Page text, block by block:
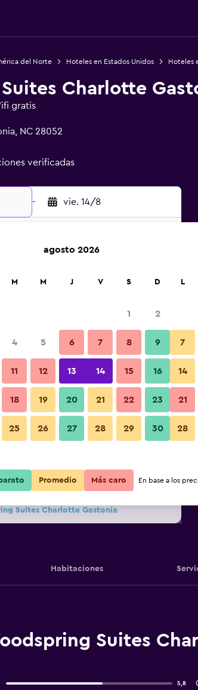
del Norte Hoteles en Estados Unidos Hoteles
Charlotte
gratis
NC 28052
verificadas
- vie. 14/8
más barata de precio por noche
Proveedor Total noche
$61 Ver oferta
$61 Ver oferta
$61 Ver oferta
Suites Charlotte Gastonia
Habitaciones
Suites
5,8
agosto 2026
M M J V S D
1 2
4 5 6 7 8 9
11 12 13 14 15 16
18 19 20 21 22 23
25 26 27 28 29 30
L
7
14
21
28
Promedio Más caro En base a los